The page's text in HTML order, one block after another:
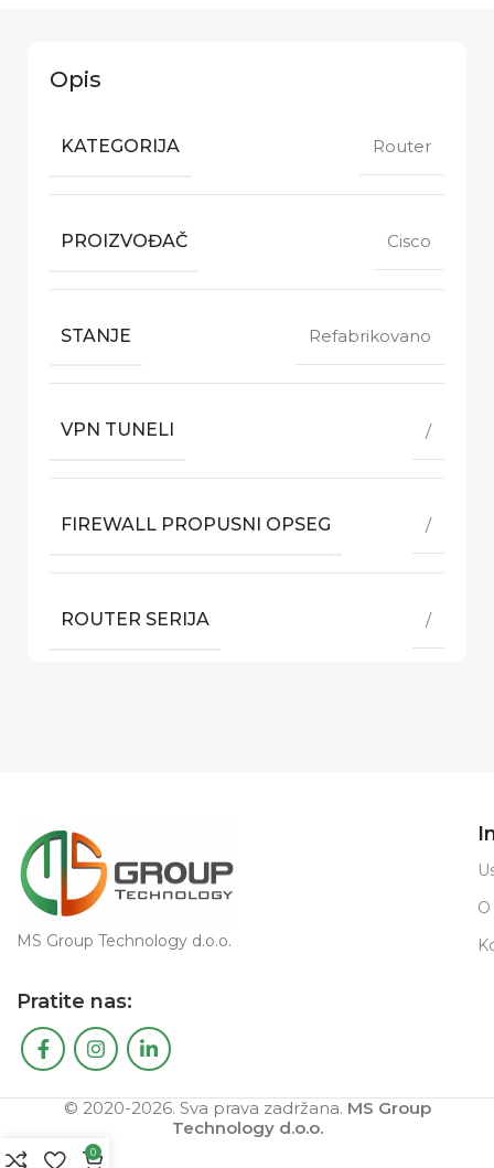
Opis
KATEGORIJA Router
PROIZVOĐAČ Cisco
STANJE Refabrikovano
VPN TUNELI /
FIREWALL PROPUSNI OPSEG /
ROUTER SERIJA /
MS Group Technology d.o.o.
Pratite nas:
© 2020-2026. Sva prava zadržana. MS Group
Technology d.o.o.
0